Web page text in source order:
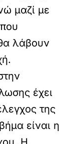
μαζί με
λάβουν
έχει
της
είναι η